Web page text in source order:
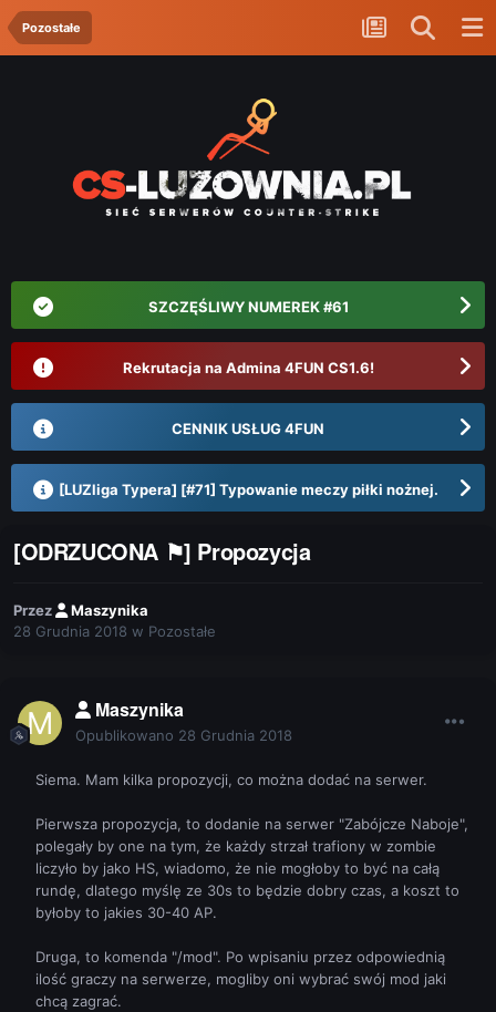
Pozostałe
SZCZĘŚLIWY NUMEREK #61
Rekrutacja na Admina 4FUN CS1.6!
CENNIK USŁUG 4FUN
[LUZliga Typera] [#71] Typowanie meczy piłki nożnej.
[ODRZUCONA ⚑] Propozycja
Przez
Maszynika
28 Grudnia 2018 w Pozostałe
Maszynika
Opublikowano 28 Grudnia 2018
Siema. Mam kilka propozycji, co można dodać na serwer.
Pierwsza propozycja, to dodanie na serwer "Zabójcze Naboje",
polegały by one na tym, że każdy strzał trafiony w zombie
liczyło by jako HS, wiadomo, że nie mogłoby to być na całą
rundę, dlatego myślę ze 30s to będzie dobry czas, a koszt to
byłoby to jakies 30-40 AP.
Druga, to komenda "/mod". Po wpisaniu przez odpowiednią
ilość graczy na serwerze, mogliby oni wybrać swój mod jaki
chcą zagrać.